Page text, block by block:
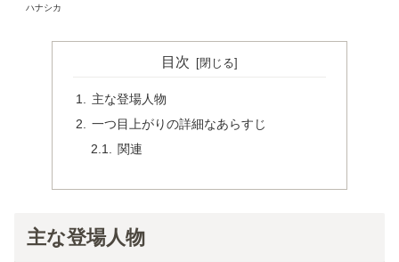
ハナシカ
目次
主な登場人物
一つ目上がりの詳細なあらすじ
関連
主な登場人物